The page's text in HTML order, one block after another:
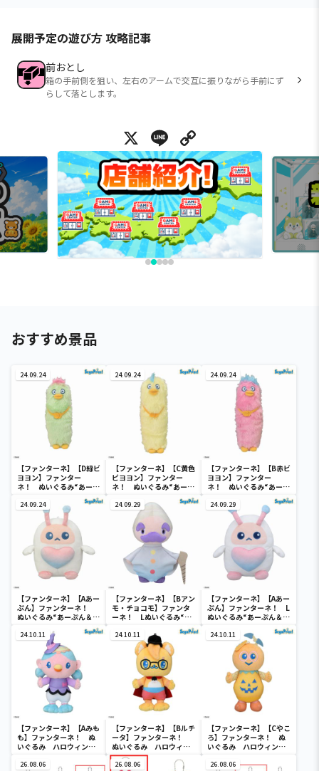
展開予定の遊び方 攻略記事
前おとし
箱の手前側を狙い、左右のアームで交互に振りながら手前にず
らして落とします。
X Line
おすすめ景品
24.09.24
【ファンターネ】【D緑ビ
ヨヨン】ファンター
ネ！ ぬいぐるみ“あーぷ
24.09.24
【ファンターネ】【C黄色
ビヨヨン】ファンター
ネ！ ぬいぐるみ“あーぷ
24.09.24
【ファンターネ】【B赤ビ
ヨヨン】ファンター
ネ！ ぬいぐるみ“あーぷ
24.09.24
【ファンターネ】【Aあー
ぷん】ファンターネ！
ぬいぐるみ“あーぷん＆ビ
24.09.29
【ファンターネ】【Bアン
モ・チョコモ】ファンタ
ーネ！ Lぬいぐるみ“あ
モ”
24.09.29
【ファンターネ】【Aあー
ぷん】ファンターネ！ L
ぬいぐるみ“あーぷん＆ア
24.10.11
【ファンターネ】【Aみも
も】ファンターネ！ ぬ
いぐるみ ハロウィン
24.10.11
【ファンターネ】【Bルチ
ータ】ファンターネ！
ぬいぐるみ ハロウィン
Ver.
24.10.11
【ファンターネ】【Cやこ
ろ】ファンターネ！ ぬ
いぐるみ ハロウィン
26.08.06 26.08.06 26.08.06